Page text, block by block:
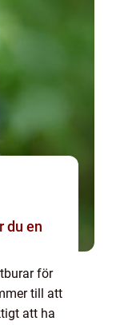
för
till att
att ha